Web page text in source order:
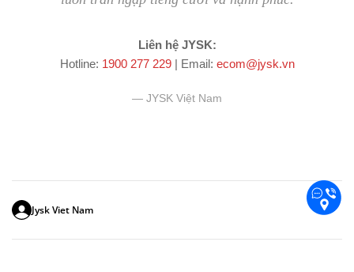
Liên hệ JYSK:
Hotline: 1900 277 229| Email: ecom@jysk.vn
— JYSK Việt Nam
Jysk Viet Nam